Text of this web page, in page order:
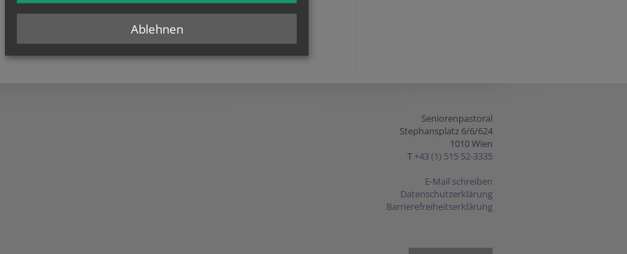
Seniorenpastoral
Stephansplatz 6/6/624
1010 Wien
T +43 (1) 515 52-3335
E-Mail schreiben
Datenschutzerklärung
Barrierefreiheitserklärung
Ablehnen